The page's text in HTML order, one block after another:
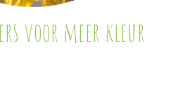
voor meer kleur